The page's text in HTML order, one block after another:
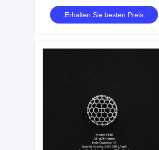
Membran-Hängezeit für die häusliche
Abwasserbehandlung
Erhalten Sie besten Preis